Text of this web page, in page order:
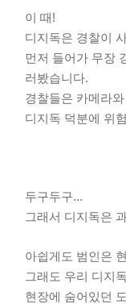
이 때!
디지독은 경찰이
먼저 들어가 무장
러봤습니다.
경찰들은 카메라
디지독 덕분에 위
두구두구...
그래서 디지독은
아쉽게도 범인은
그래도 우리 디지
현장에 숨어있던